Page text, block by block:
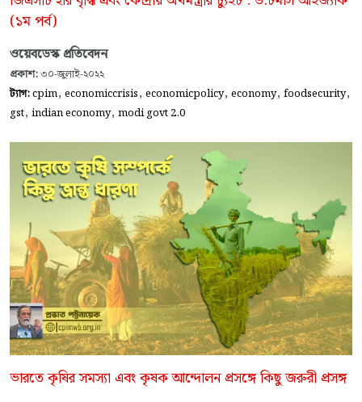
(১ম পর্ব)
ওয়েবডেস্ক প্রতিবেদন
প্রকাশ:৩০-জুলাই-২০২২
ট্যাগ:cpim, economiccrisis, economicpolicy, economy, foodsecurity,
gst, indian economy, modi govt 2.0
ভারতে কৃষির সমস্যা এবং কৃষক আন্দোলন প্রসঙ্গে কিছু জরুরী প্রসঙ্গ